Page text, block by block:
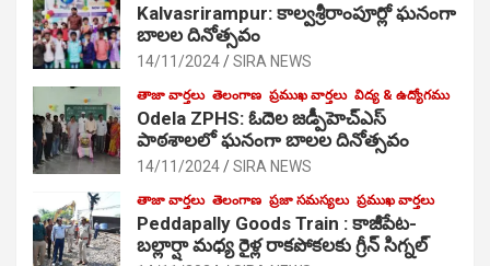
Kalvasrirampur: కాల్వశ్రీరాంపూర్లో ఘనంగా
బాలల దినోత్సవం
14/11/2024 SIRA NEWS
తాజా వార్తలు తెలంగాణ ప్రముఖ వార్తలు విద్య & ఉద్యోగము
Odela ZPHS: ఓదెల జ‌డ్పీహెచ్ఎస్
పాఠ‌శాల‌లో ఘనంగా బాలల దినోత్సవం
14/11/2024 SIRA NEWS
తాజా వార్తలు తెలంగాణ ప్రజా సమస్యలు ప్రముఖ వార్తలు
Peddapally Goods Train : కాజీపేట-
బల్లార్షా మధ్య రైళ్ల రాకపోకలకు గ్రీన్ సిగ్నల్